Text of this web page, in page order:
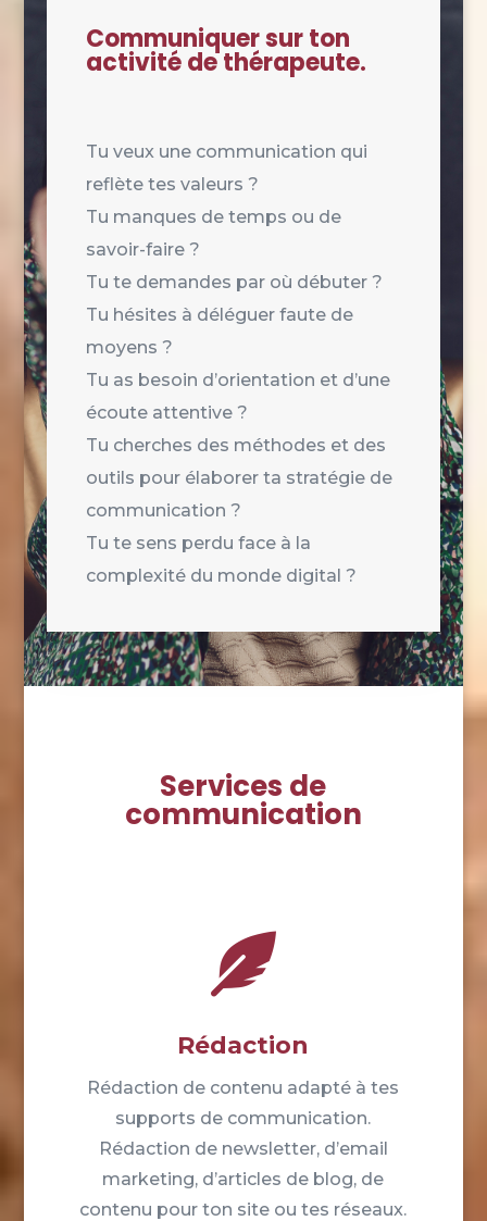
Communiquer sur ton
activité de thérapeute.
Tu veux une communication qui
reflète tes valeurs ?
Tu manques de temps ou de
savoir-faire ?
Tu te demandes par où débuter ?
Tu hésites à déléguer faute de
moyens ?
Tu as besoin d’orientation et d’une
écoute attentive ?
Tu cherches des méthodes et des
outils pour élaborer ta stratégie de
communication ?
Tu te sens perdu face à la
complexité du monde digital ?
Services de
communication

Rédaction
Rédaction de contenu adapté à tes
supports de communication.
Rédaction de newsletter, d’email
marketing, d’articles de blog, de
contenu pour ton site ou tes réseaux.